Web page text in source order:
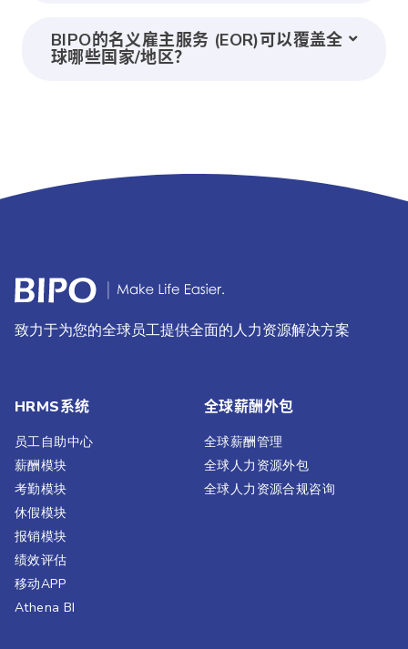
BIPO的名义雇主服务 (EOR)可以覆盖全
球哪些国家/地区？
致力于为您的全球员工提供全面的人力资源解决方案
HRMS系统
员工自助中心
薪酬模块
考勤模块
休假模块
报销模块
绩效评估​
移动APP
Athena BI
全球薪酬外包
全球薪酬管理
全球人力资源外包
全球人力资源合规咨询